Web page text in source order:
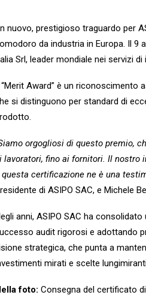
nuovo, prestigioso traguardo per
da industria in Europa. Il 9
Srl, leader mondiale nei servizi
“Merit Award” è un riconoscimento
si distinguono per standard di
orgogliosi di questo premio,
lavoratori, fino ai fornitori. Il nostro
questa certificazione ne è una
di ASIPO SAC, e Michele
anni, ASIPO SAC ha
audit rigorosi e adottando
strategica, che punta a
mirati e scelte
foto: Consegna del certificato